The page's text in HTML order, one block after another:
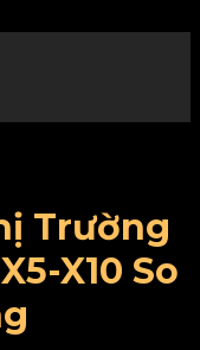
Trường
X10 So